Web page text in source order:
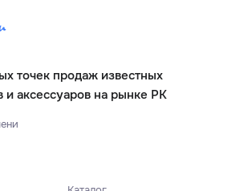
точек продаж известных
и аксессуаров на рынке РК